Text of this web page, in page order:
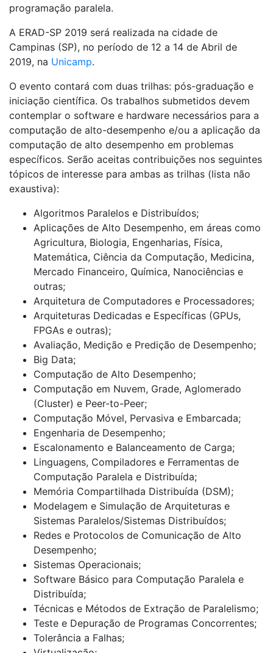
programação paralela.
A ERAD-SP 2019 será realizada na cidade de
Campinas (SP), no período de 12 a 14 de Abril de
2019, na Unicamp.
O evento contará com duas trilhas: pós-graduação e
iniciação científica. Os trabalhos submetidos devem
contemplar o software e hardware necessários para a
computação de alto-desempenho e/ou a aplicação da
computação de alto desempenho em problemas
específicos. Serão aceitas contribuições nos seguintes
tópicos de interesse para ambas as trilhas (lista não
exaustiva):
Algoritmos Paralelos e Distribuídos;
Aplicações de Alto Desempenho, em áreas como
Agricultura, Biologia, Engenharias, Física,
Matemática, Ciência da Computação, Medicina,
Mercado Financeiro, Química, Nanociências e
outras;
Arquitetura de Computadores e Processadores;
Arquiteturas Dedicadas e Específicas (GPUs,
FPGAs e outras);
Avaliação, Medição e Predição de Desempenho;
Big Data;
Computação de Alto Desempenho;
Computação em Nuvem, Grade, Aglomerado
(Cluster) e Peer-to-Peer;
Computação Móvel, Pervasiva e Embarcada;
Engenharia de Desempenho;
Escalonamento e Balanceamento de Carga;
Linguagens, Compiladores e Ferramentas de
Computação Paralela e Distribuída;
Memória Compartilhada Distribuída (DSM);
Modelagem e Simulação de Arquiteturas e
Sistemas Paralelos/Sistemas Distribuídos;
Redes e Protocolos de Comunicação de Alto
Desempenho;
Sistemas Operacionais;
Software Básico para Computação Paralela e
Distribuída;
Técnicas e Métodos de Extração de Paralelismo;
Teste e Depuração de Programas Concorrentes;
Tolerância a Falhas;